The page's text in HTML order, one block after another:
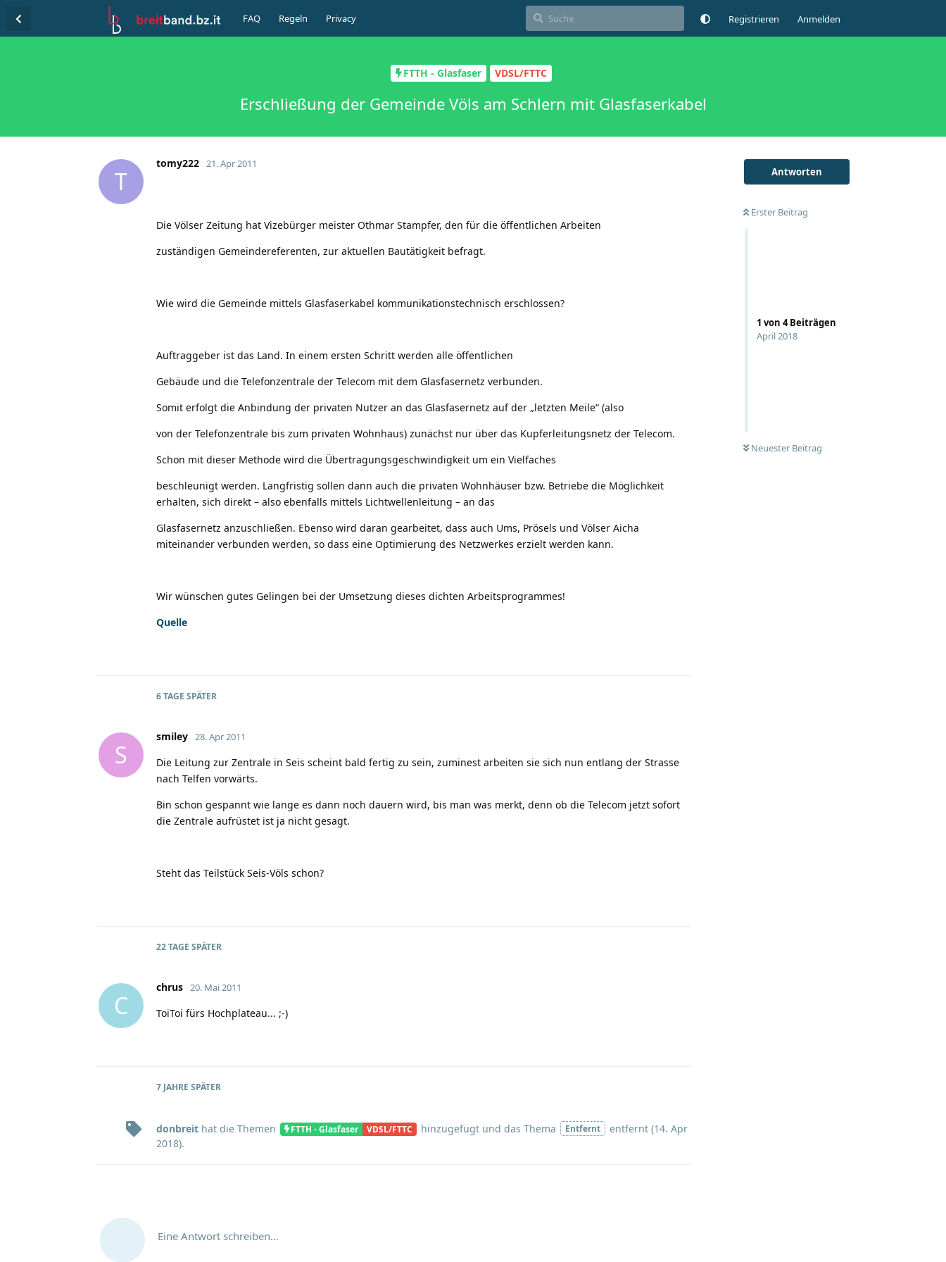
FAQ Regeln Privacy Registrieren Anmelden
FTTH - Glasfaser VDSL/FTTC
Erschließung der Gemeinde Völs am Schlern mit Glasfaserkabel
Antworten
Erster Beitrag
1 von 4Beiträgen
April 2018
Neuester Beitrag
T
tomy222 21. Apr 2011
Die Völser Zeitung hat Vizebürger meister Othmar Stampfer, den für die öffentlichen Arbeiten
zuständigen Gemeindereferenten, zur aktuellen Bautätigkeit befragt.
Wie wird die Gemeinde mittels Glasfaserkabel kommunikationstechnisch erschlossen?
Auftraggeber ist das Land. In einem ersten Schritt werden alle öffentlichen
Gebäude und die Telefonzentrale der Telecom mit dem Glasfasernetz verbunden.
Somit erfolgt die Anbindung der privaten Nutzer an das Glasfasernetz auf der „letzten Meile“ (also
von der Telefonzentrale bis zum privaten Wohnhaus) zunächst nur über das Kupferleitungsnetz der Telecom.
Schon mit dieser Methode wird die Übertragungsgeschwindigkeit um ein Vielfaches
beschleunigt werden. Langfristig sollen dann auch die privaten Wohnhäuser bzw. Betriebe die Möglichkeit
erhalten, sich direkt – also ebenfalls mittels Lichtwellenleitung – an das
Glasfasernetz anzuschließen. Ebenso wird daran gearbeitet, dass auch Ums, Prösels und Völser Aicha
miteinander verbunden werden, so dass eine Optimierung des Netzwerkes erzielt werden kann.
Wir wünschen gutes Gelingen bei der Umsetzung dieses dichten Arbeitsprogrammes!
Quelle
6 TAGE SPÄTER
S
smiley 28. Apr 2011
Die Leitung zur Zentrale in Seis scheint bald fertig zu sein, zuminest arbeiten sie sich nun entlang der Strasse
nach Telfen vorwärts.
Bin schon gespannt wie lange es dann noch dauern wird, bis man was merkt, denn ob die Telecom jetzt sofort
die Zentrale aufrüstet ist ja nicht gesagt.
Steht das Teilstück Seis-Völs schon?
22 TAGE SPÄTER
C
chrus 20. Mai 2011
ToiToi fürs Hochplateau... ;-)
7 JAHRE SPÄTER
donbreit hat die Themen FTTH - Glasfaser VDSL/FTTC hinzugefügt und das Thema Entfernt entfernt (14. Apr
2018).
Eine Antwort schreiben…